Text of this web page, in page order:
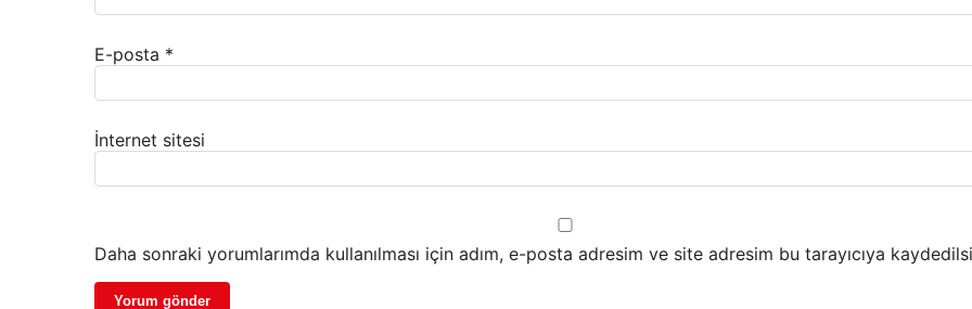
E-posta *
İnternet sitesi
Daha sonraki yorumlarımda kullanılması için adım, e-posta adresim ve site adresim bu tarayıcıya